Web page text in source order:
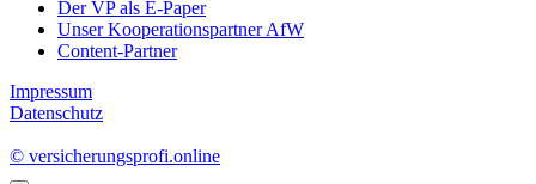
Der VP als E-Paper
Unser Kooperationspartner AfW
Content-Partner
Impressum
Datenschutz
© versicherungsprofi.online